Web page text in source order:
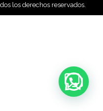
los derechos reservados.